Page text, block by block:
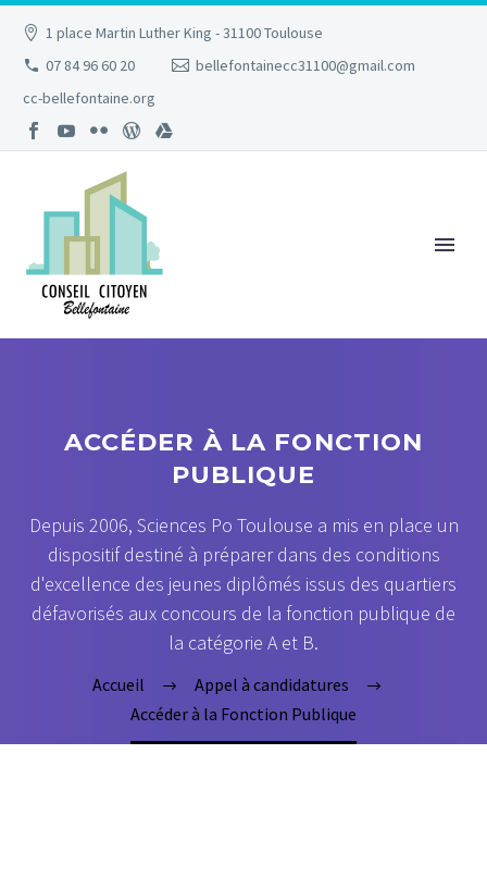
1 place Martin Luther King - 31100 Toulouse
07 84 96 60 20
bellefontainecc31100@gmail.com
cc-bellefontaine.org
ACCÉDER À LA FONCTION
PUBLIQUE
Depuis 2006, Sciences Po Toulouse a mis en place un
dispositif destiné à préparer dans des conditions
d'excellence des jeunes diplômés issus des quartiers
défavorisés aux concours de la fonction publique de
la catégorie A et B.
Accueil
Appel à candidatures
Accéder à la Fonction Publique